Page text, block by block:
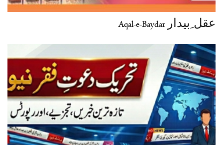
عقل ِبیدار Aqal-e-Baydar